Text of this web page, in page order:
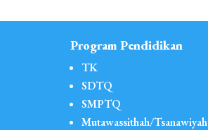
Program Pendidikan
TK
SDTQ
SMPTQ
Mutawassithah/Tsanawiyah